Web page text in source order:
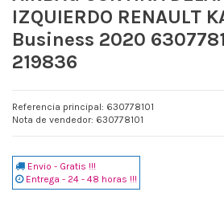
IZQUIERDO RENAULT
Business 2020
219836
Referencia principal: 630778101
Nota de vendedor: 630778101
Envio - Gratis !!!
Entrega - 24 - 48 horas !!!